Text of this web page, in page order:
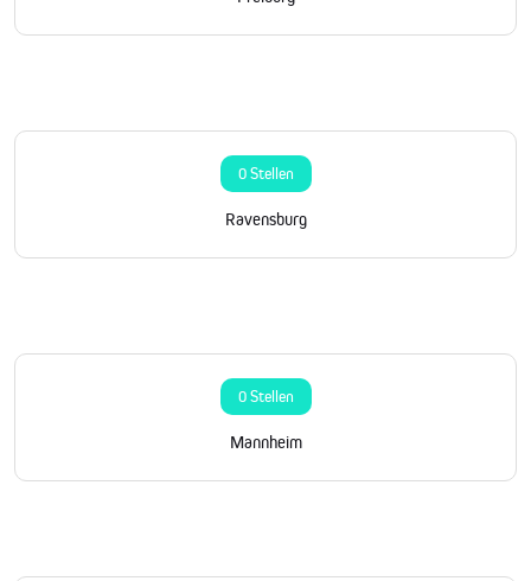
0 Stellen
Ravensburg
0 Stellen
Mannheim